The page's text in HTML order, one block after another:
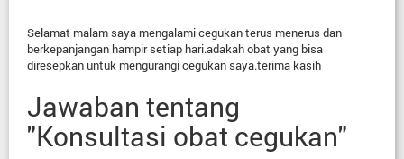
Selamat malam saya mengalami cegukan terus menerus dan
berkepanjangan hampir setiap hari.adakah obat yang bisa
diresepkan untuk mengurangi cegukan saya.terima kasih
Jawaban tentang
"Konsultasi obat cegukan"